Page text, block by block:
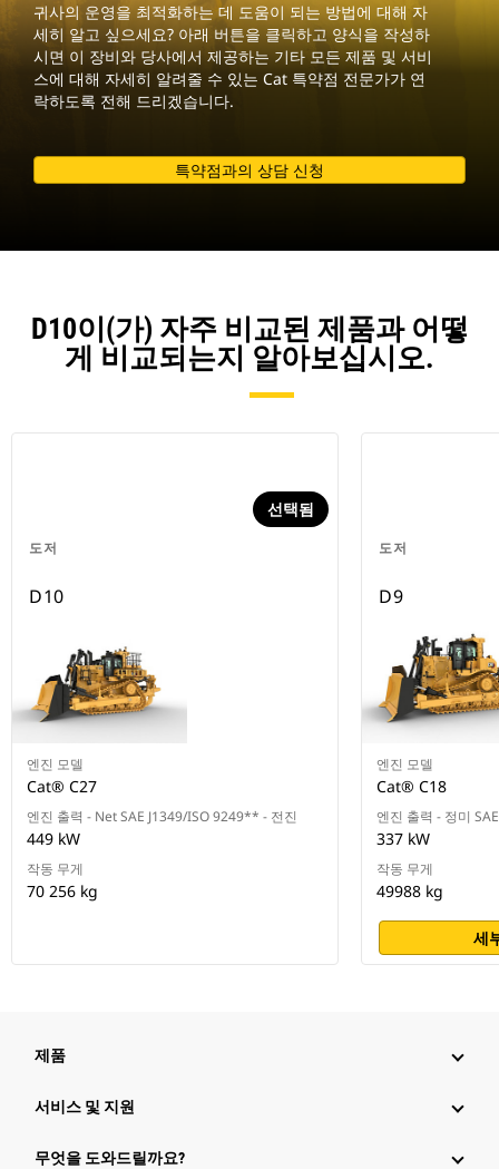
귀사의 운영을 최적화하는 데 도움이 되는 방법에 대해 자
세히 알고 싶으세요? 아래 버튼을 클릭하고 양식을 작성하
시면 이 장비와 당사에서 제공하는 기타 모든 제품 및 서비
스에 대해 자세히 알려줄 수 있는 Cat 특약점 전문가가 연
락하도록 전해 드리겠습니다.
특약점과의 상담 신청
D10이(가) 자주 비교된 제품과 어떻
게 비교되는지 알아보십시오.
도저
선택됨
D10
엔진 모델
Cat® C27
엔진 출력 - Net SAE J1349/ISO 9249** - 전진
449 kW
작동 무게
70 256 kg
도저
D9
엔진 모델
Cat® C18
엔진 출력 - 정미
337 kW
작동 무게
49988 kg
세
제품
서비스 및 지원
무엇을 도와드릴까요?